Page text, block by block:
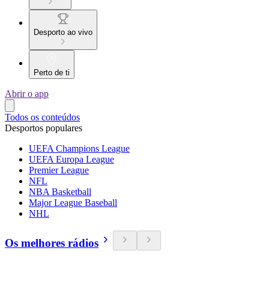
Desporto ao vivo
Perto de ti
Abrir o app
Todos os conteúdos
Desportos populares
UEFA Champions League
UEFA Europa League
Premier League
NFL
NBA Basketball
Major League Baseball
NHL
Os melhores rádios